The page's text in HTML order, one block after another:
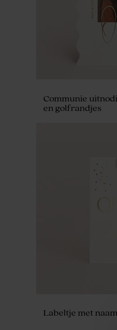
Communie
en golfrandjes
Labeltje met